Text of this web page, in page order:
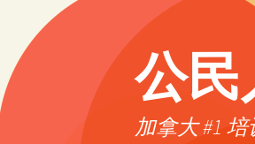
公民
加拿大 #1